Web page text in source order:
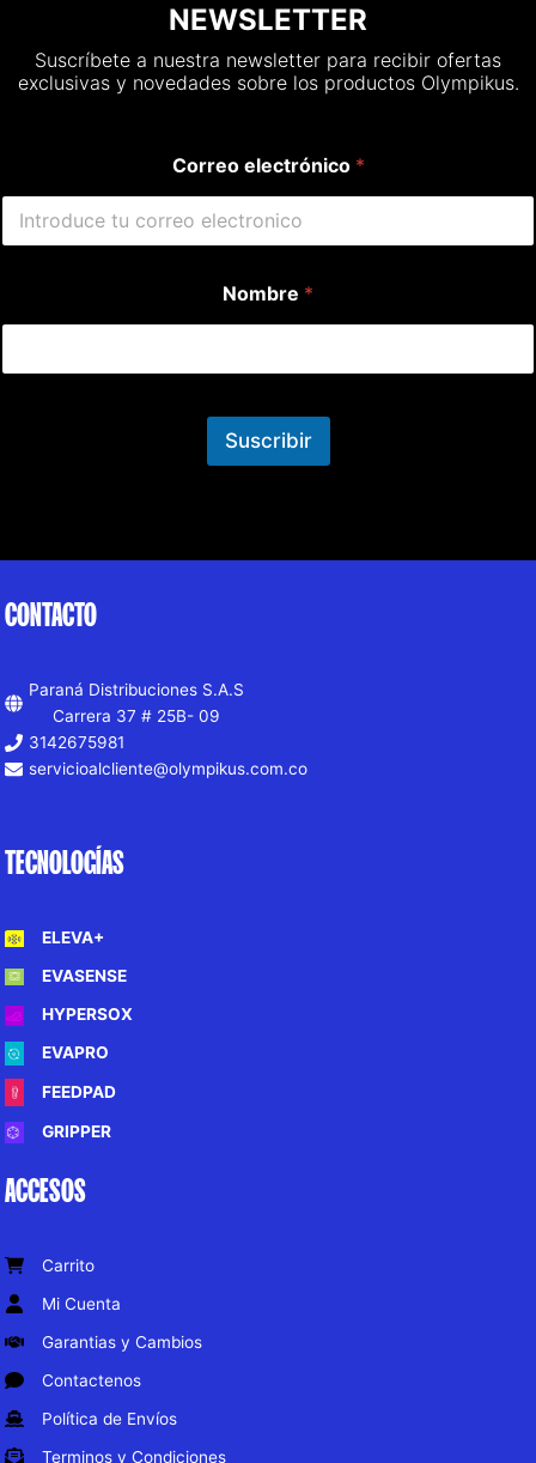
NEWSLETTER
Suscríbete a nuestra newsletter para recibir ofertas
exclusivas y novedades sobre los productos Olympikus.
Correo electrónico *
Nombre *
Suscribir
CONTACTO
Paraná Distribuciones S.A.S
Carrera 37 # 25B- 09
3142675981
servicioalcliente@olympikus.com.co
TECNOLOGÍAS
ELEVA+
EVASENSE
HYPERSOX
EVAPRO
FEEDPAD
GRIPPER
ACCESOS
Carrito
Mi Cuenta
Garantias y Cambios
Contactenos
Política de Envíos
Terminos y Condiciones